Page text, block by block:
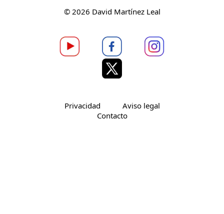
© 2026 David Martínez Leal
Privacidad
Aviso legal
Contacto